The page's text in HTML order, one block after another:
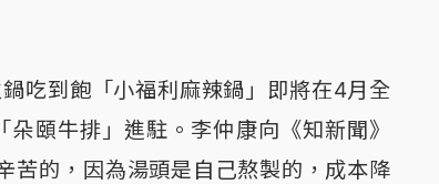
吃到飽「小福利麻辣鍋」即將在4月全
頤牛排」進駐。李仲康向《知新聞》
苦的，因為湯頭是自己熬製的，成本降